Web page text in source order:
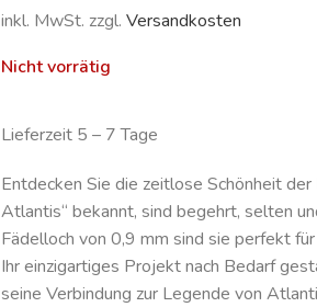
inkl. MwSt. zzgl. Versandkosten
Nicht vorrätig
Lieferzeit 5 – 7 Tage
Entdecken Sie die zeitlose Schönheit
Atlantis“ bekannt, sind begehrt, selten
Fädelloch von 0,9 mm sind sie perfekt
Ihr einzigartiges Projekt nach Bedarf
seine Verbindung zur Legende von